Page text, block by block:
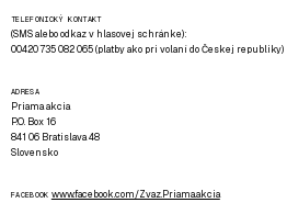
TELEFONICKÝ KONTAKT
(SMS alebo odkaz v hlasovej schránke):
00420 735 082 065 (platby ako pri volaní do Českej republiky)
ADRESA
Priama akcia
P.O. Box 16
841 06 Bratislava 48
Slovensko
FACEBOOK www.facebook.com/Zvaz.Priama.akcia